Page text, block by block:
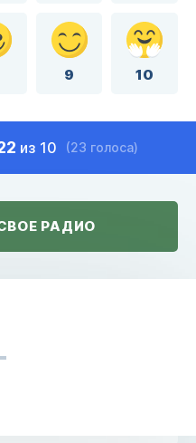
9 10
из 10 (23 голоса)
РАДИО